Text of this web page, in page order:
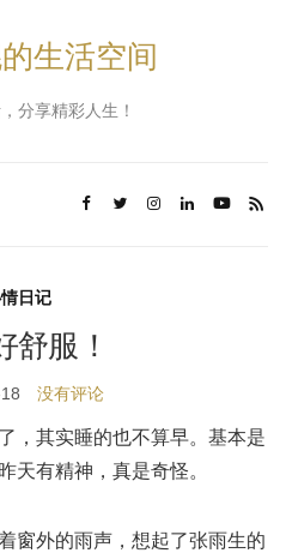
生活空间
分享精彩人生！
日记
舒服！
没有评论
，其实睡的也不算早。基本是
天有精神，真是奇怪。
窗外的雨声，想起了张雨生的